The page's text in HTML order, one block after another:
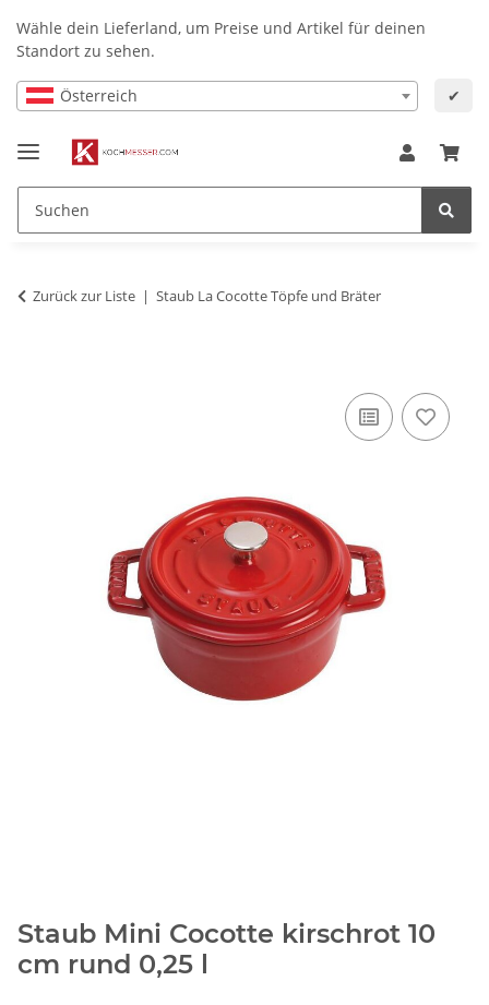
Wähle dein Lieferland, um Preise und Artikel für deinen
Standort zu sehen.
Österreich ✔
Zurück zur Liste Staub La Cocotte Töpfe und Bräter
Staub Mini Cocotte kirschrot 10
cm rund 0,25 l